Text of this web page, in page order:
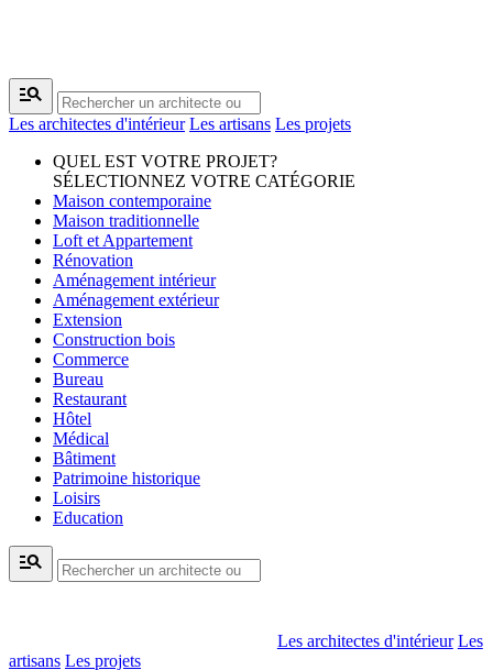
manage_search
Les architectes d'intérieur Les artisans Les projets
QUEL EST VOTRE PROJET?
SÉLECTIONNEZ VOTRE CATÉGORIE
Maison contemporaine
Maison traditionnelle
Loft et Appartement
Rénovation
Aménagement intérieur
Aménagement extérieur
Extension
Construction bois
Commerce
Bureau
Restaurant
Hôtel
Médical
Bâtiment
Patrimoine historique
Loisirs
Education
manage_search
Les architectes d'intérieur Les
artisans Les projets